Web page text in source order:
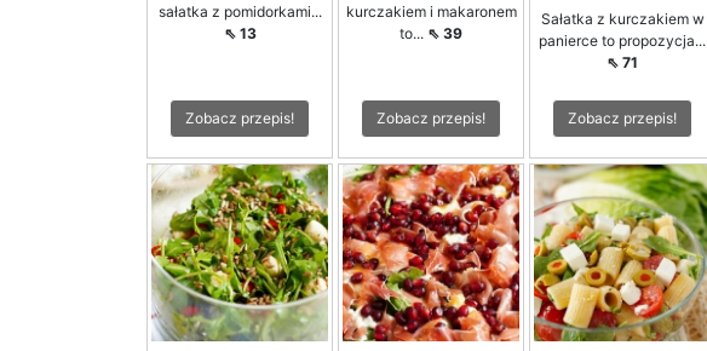
sałatka z pomidorkami...
⇖ 13
Zobacz przepis!
kurczakiem i makaronem
to... ⇖ 39
Zobacz przepis!
Sałatka z kurczakiem w
panierce to propozycja...
⇖ 71
Zobacz przepis!